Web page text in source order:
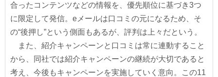
合ったコンテンツなどの情報を、優先順位に基づき3つ
に限定して発信。eメールは口コミの元になるため、そ
の“後押し”という側面もあるが、評判は上々だという。
また、紹介キャンペーンと口コミは常に連動すること
から、同社では紹介キャンペーンの継続が大切であると
考え、今後もキャンペーンを実施していく意向。この11